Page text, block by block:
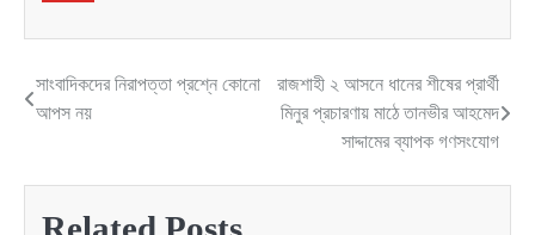
Post
সাংবাদিকদের নিরাপত্তা প্রশ্নে কোনো
আপস নয়
রাজশাহী ২ আসনে ধানের শীষের প্রার্থী
মিনুর প্রচারণায় মাঠে তানভীর আহমেদ
সাদ্দামের ব্যাপক গণসংযোগ
Related Posts